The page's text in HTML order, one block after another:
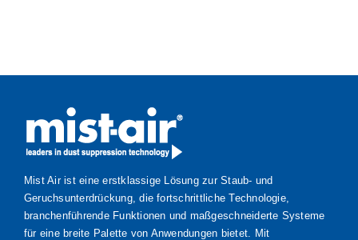
Mist Air ist eine erstklassige Lösung zur Staub- und
Geruchsunterdrückung, die fortschrittliche Technologie,
branchenführende Funktionen und maßgeschneiderte Systeme
für eine breite Palette von Anwendungen bietet. Mit